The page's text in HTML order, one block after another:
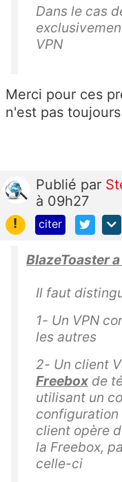
Dans le cas
VPN
Merci pour ces
n'est pas
Publié par
à 09h27
!
citer
BlazeToaster
Il faut
1- Un VPN
les autres
2- Un client
Freebox de
utilisant un
configuration
client opère
la Freebox,
celle-ci